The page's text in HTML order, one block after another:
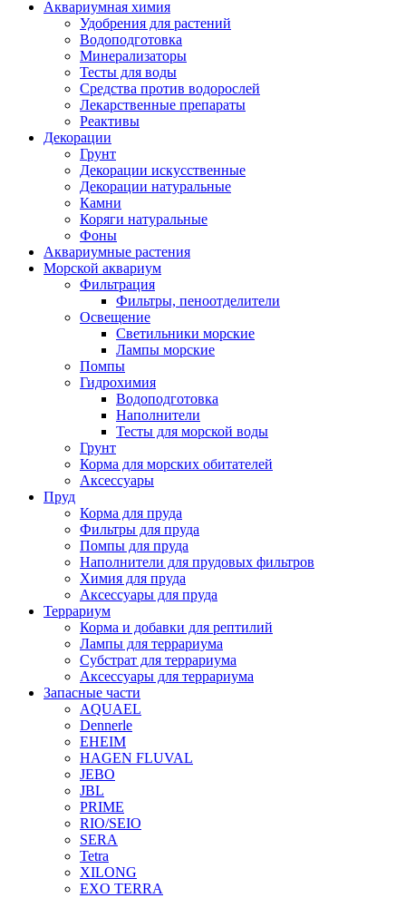
Аквариумная химия
Удобрения для растений
Водоподготовка
Минерализаторы
Тесты для воды
Средства против водорослей
Лекарственные препараты
Реактивы
Декорации
Грунт
Декорации искусственные
Декорации натуральные
Камни
Коряги натуральные
Фоны
Аквариумные растения
Морской аквариум
Фильтрация
Фильтры, пеноотделители
Освещение
Светильники морские
Лампы морские
Помпы
Гидрохимия
Водоподготовка
Наполнители
Тесты для морской воды
Грунт
Корма для морских обитателей
Аксессуары
Пруд
Корма для пруда
Фильтры для пруда
Помпы для пруда
Наполнители для прудовых фильтров
Химия для пруда
Аксессуары для пруда
Террариум
Корма и добавки для рептилий
Лампы для террариума
Субстрат для террариума
Аксессуары для террариума
Запасные части
AQUAEL
Dennerle
EHEIM
HAGEN FLUVAL
JEBO
JBL
PRIME
RIO/SEIO
SERA
Tetra
XILONG
EXO TERRA